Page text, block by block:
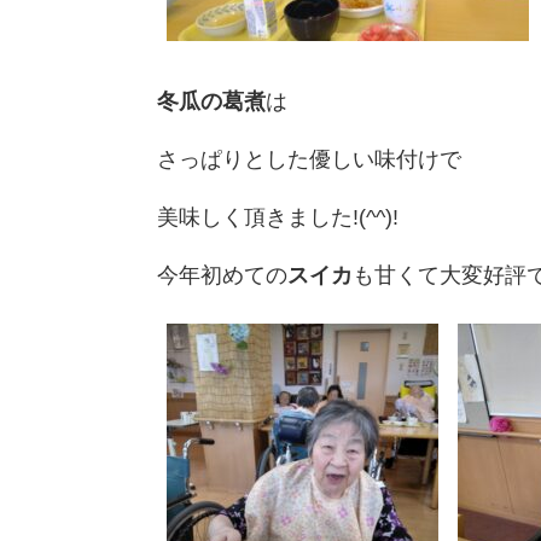
冬瓜の葛煮は
さっぱりとした優しい味付けで
美味しく頂きました!(^^)!
今年初めてのスイカ も甘くて大変好評